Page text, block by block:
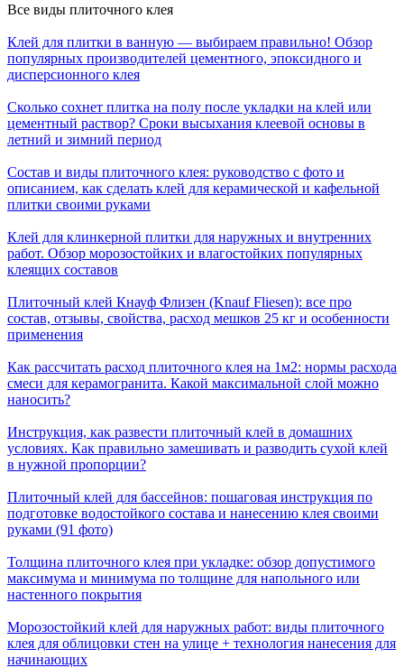
Все виды плиточного клея
Клей для плитки в ванную — выбираем правильно! Обзор
популярных производителей цементного, эпоксидного и
дисперсионного клея
Сколько сохнет плитка на полу после укладки на клей или
цементный раствор? Сроки высыхания клеевой основы в
летний и зимний период
Состав и виды плиточного клея: руководство с фото и
описанием, как сделать клей для керамической и кафельной
плитки своими руками
Клей для клинкерной плитки для наружных и внутренних
работ. Обзор морозостойких и влагостойких популярных
клеящих составов
Плиточный клей Кнауф Флизен (Knauf Fliesen): все про
состав, отзывы, свойства, расход мешков 25 кг и особенности
применения
Как рассчитать расход плиточного клея на 1м2: нормы расхода
смеси для керамогранита. Какой максимальной слой можно
наносить?
Инструкция, как развести плиточный клей в домашних
условиях. Как правильно замешивать и разводить сухой клей
в нужной пропорции?
Плиточный клей для бассейнов: пошаговая инструкция по
подготовке водостойкого состава и нанесению клея своими
руками (91 фото)
Толщина плиточного клея при укладке: обзор допустимого
максимума и минимума по толщине для напольного или
настенного покрытия
Морозостойкий клей для наружных работ: виды плиточного
клея для облицовки стен на улице + технология нанесения для
начинающих